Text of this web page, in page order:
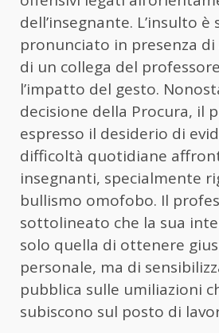
dell’insegnante. L’insulto è
pronunciato in presenza
di un collega del
l’impatto del gesto.
decisione della Procura, il
espresso il desiderio di
difficoltà quotidiane
insegnanti, specialmente
bullismo omofobo. Il
sottolineato che la sua
solo quella di ottenere
personale, ma di
pubblica sulle umiliazioni
subiscono sul posto di